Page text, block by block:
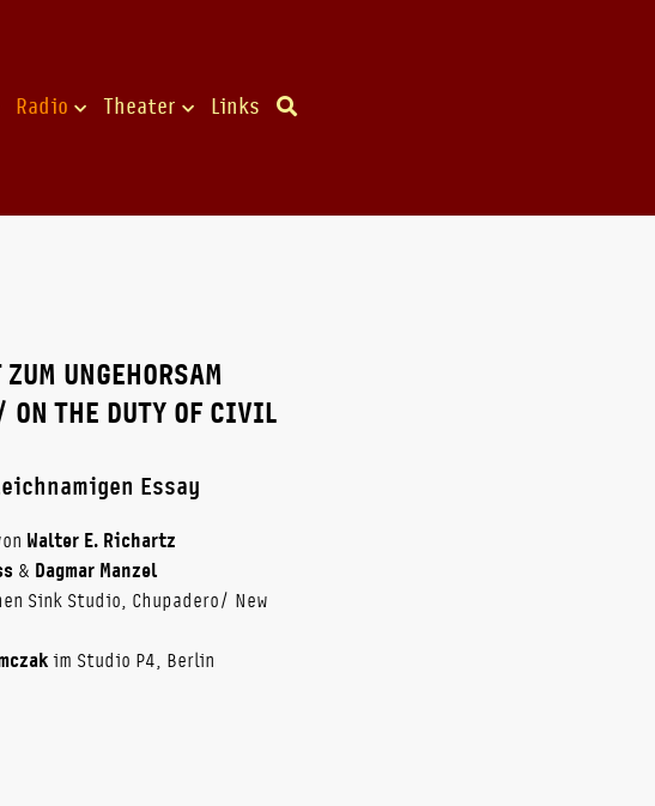
Radio Theater Links
UNGEHORSAM
ON THE DUTY OF CIVIL
Essay
Walter E. Richartz
& Dagmar Manzel
Sink Studio, Chupadero/ New
im Studio P4, Berlin